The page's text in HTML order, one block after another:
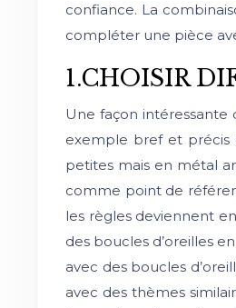
confiance. La
compléter une pièce
1.CHOISIR
Une façon intéressante
exemple bref et précis
petites mais en métal
comme point de
les règles deviennent
des boucles d’oreilles
avec des boucles
avec des thèmes